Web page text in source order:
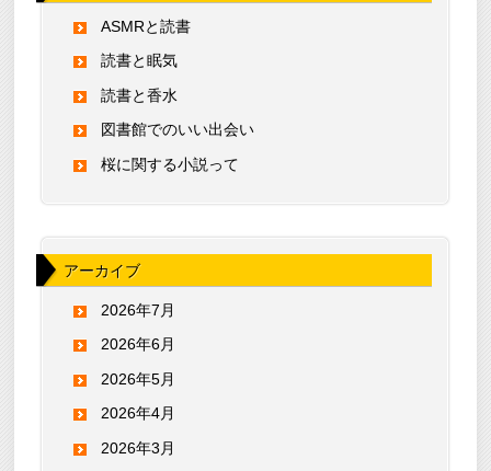
ASMRと読書
読書と眠気
読書と香水
図書館でのいい出会い
桜に関する小説って
アーカイブ
2026年7月
2026年6月
2026年5月
2026年4月
2026年3月